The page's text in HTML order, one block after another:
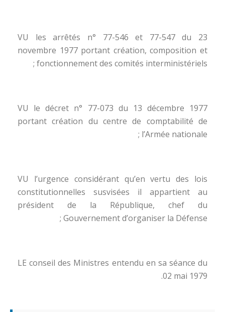
VU les arrêtés n° 77-546 et 77-547 du 23
novembre 1977 portant création, composition et
fonctionnement des comités interministériels ;
VU le décret n° 77-073 du 13 décembre 1977
portant création du centre de comptabilité de
l’Armée nationale ;
VU l’urgence considérant qu’en vertu des lois
constitutionnelles susvisées il appartient au
président de la République, chef du
Gouvernement d’organiser la Défense ;
LE conseil des Ministres entendu en sa séance du
02 mai 1979.